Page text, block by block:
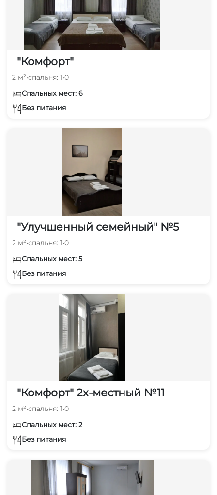
"Комфорт"
2 м²•спальня: 1•0
Спальных мест: 6
Без питания
"Улучшенный семейный" №5
2 м²•спальня: 1•0
Спальных мест: 5
Без питания
"Комфорт" 2х-местный №11
2 м²•спальня: 1•0
Спальных мест: 2
Без питания